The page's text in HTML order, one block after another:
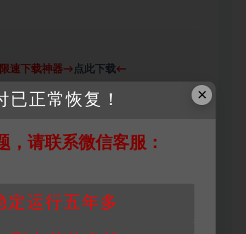
速下载神器→ 点此下载←
，请勿用于商业用途!任何人访问、浏
适用的法律法规。
，请发邮件通知并提供相关证实资料
用于本站整理资料的时间成本及网站
站概不承担任何责任。未经许可的
×
已正常恢复！
，请联系微信客服：
定运行五年多